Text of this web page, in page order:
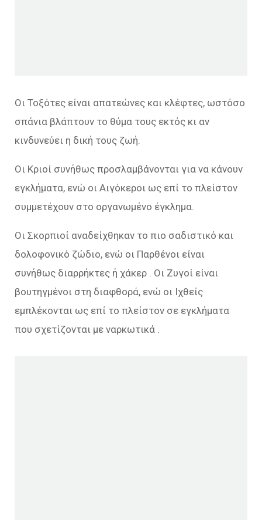
Οι Τοξότες είναι απατεώνες και κλέφτες, ωστόσο
σπάνια βλάπτουν το θύμα τους εκτός κι αν
κινδυνεύει η δική τους ζωή.
Οι Κριοί συνήθως προσλαμβάνονται για να κάνουν
εγκλήματα, ενώ οι Αιγόκεροι ως επί το πλείστον
συμμετέχουν στο οργανωμένο έγκλημα.
Οι Σκορπιοί αναδείχθηκαν το πιο σαδιστικό και
δολοφονικό ζώδιο, ενώ οι Παρθένοι είναι
συνήθως διαρρήκτες ή χάκερ . Οι Ζυγοί είναι
βουτηγμένοι στη διαφθορά, ενώ οι Ιχθείς
εμπλέκονται ως επί το πλείστον σε εγκλήματα
που σχετίζονται με ναρκωτικά .